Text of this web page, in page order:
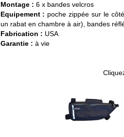
Montage : 6 x bandes velcros
Equipement : poche zippée sur le
un rabat en chambre à air), bandes
Fabrication : USA
Garantie : à vie